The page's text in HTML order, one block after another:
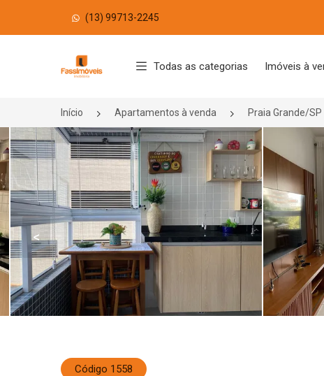
(13) 99713-2245
Página inicial
Todas as categorias Imóveis à
Início Apartamentos à venda Praia Grande/SP
<
Código 1558